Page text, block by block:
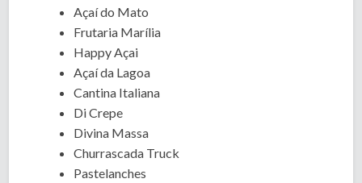
Açaí do Mato
Frutaria Marília
Happy Açai
Açaí da Lagoa
Cantina Italiana
Di Crepe
Divina Massa
Churrascada Truck
Pastelanches